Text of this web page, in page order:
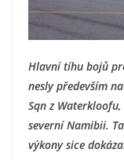
Hlavní tíhu bojů
nesly především
Sqn z
severní Namibii.
výkony sice